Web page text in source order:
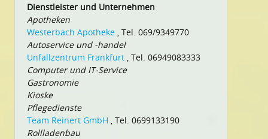
Dienstleister und Unternehmen
Apotheken
Westerbach Apotheke , Tel. 069/9349770
Autoservice und -handel
Unfallzentrum Frankfurt , Tel. 06949083333
Computer und IT-Service
Gastronomie
Kioske
Pflegedienste
Team Reinert GmbH , Tel. 0699133190
Rollladenbau